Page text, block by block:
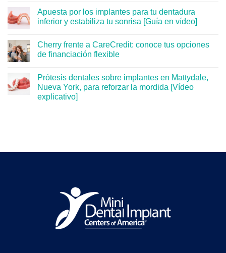
Apuesta por los implantes para tu dentadura
inferior y estabiliza tu sonrisa [Guía en vídeo]
Cherry frente a CareCredit: conoce tus opciones
de financiación flexible
Prótesis dentales sobre implantes en Mattydale,
Nueva York, para reforzar la mordida [Vídeo
explicativo]